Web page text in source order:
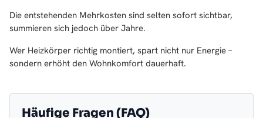
Die entstehenden Mehrkosten sind selten sofort sichtbar,
summieren sich jedoch über Jahre.
Wer Heizkörper richtig montiert, spart nicht nur Energie –
sondern erhöht den Wohnkomfort dauerhaft.
Häufige Fragen (FAQ)